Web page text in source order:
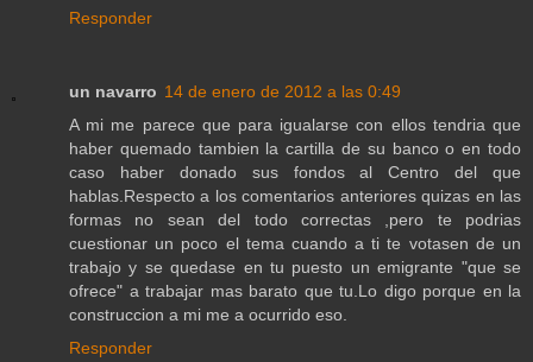
Responder
un navarro 14 de enero de 2012 a las 0:49
A mi me parece que para igualarse con ellos tendria que
haber quemado tambien la cartilla de su banco o en todo
caso haber donado sus fondos al Centro del que
hablas.Respecto a los comentarios anteriores quizas en las
formas no sean del todo correctas ,pero te podrias
cuestionar un poco el tema cuando a ti te votasen de un
trabajo y se quedase en tu puesto un emigrante "que se
ofrece" a trabajar mas barato que tu.Lo digo porque en la
construccion a mi me a ocurrido eso.
Responder